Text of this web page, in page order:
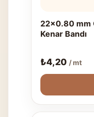
22x0.80 mm
Kenar Bandı
₺4,20 / mt